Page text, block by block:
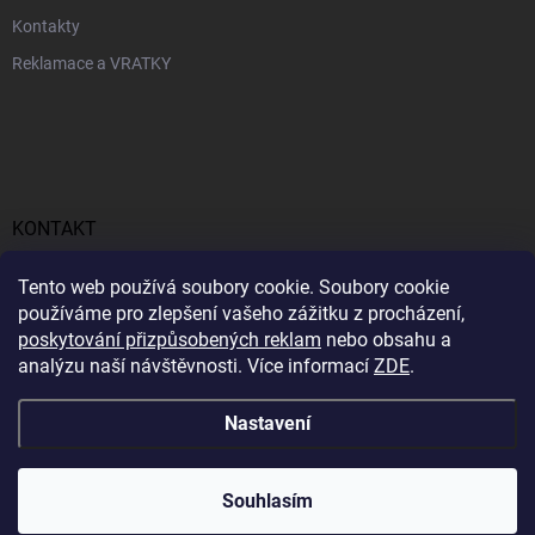
Tento web používá soubory cookie. Soubory cookie
používáme pro zlepšení vašeho zážitku z procházení,
poskytování přizpůsobených reklam nebo obsahu a
analýzu naší návštěvnosti. Více informací ZDE.
Nastavení
Souhlasím
Kontakty
Reklamace a VRATKY
KONTAKT
obchod@profitent.cz
+420770645768
https://www.facebook.com/profitent.sk/
Profitent.cz . Všechna práva vyhrazena.